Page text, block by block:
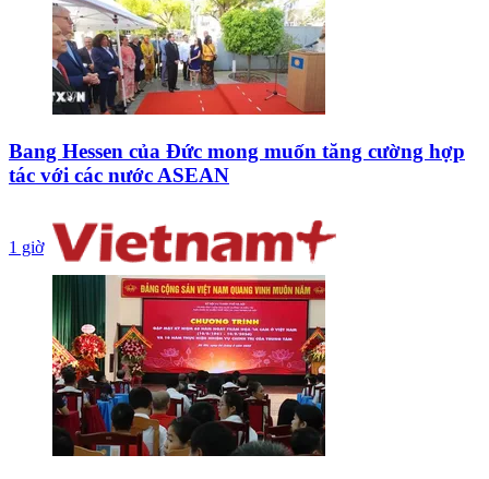
Bang Hessen của Đức mong muốn tăng cường hợp
tác với các nước ASEAN
1 giờ